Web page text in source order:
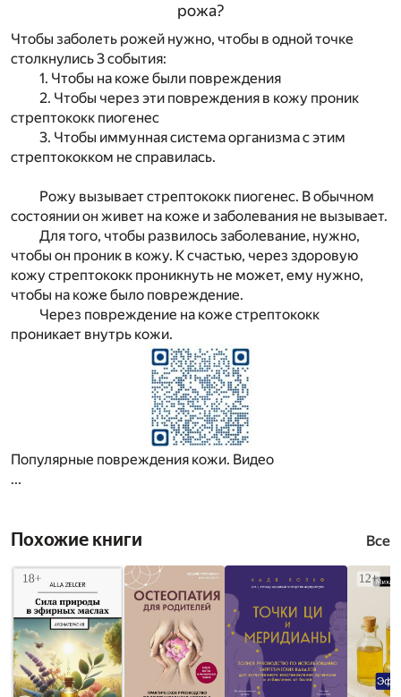
рожа?
Чтобы заболеть рожей нужно, чтобы в одной точке
столкнулись 3 события:
1. Чтобы на коже были повреждения
2. Чтобы через эти повреждения в кожу проник
стрептококк пиогенес
3. Чтобы иммунная система организма с этим
стрептококком не справилась.
Рожу вызывает стрептококк пиогенес. В обычном
состоянии он живет на коже и заболевания не вызывает.
Для того, чтобы развилось заболевание, нужно,
чтобы он проник в кожу. К счастью, через здоровую
кожу стрептококк проникнуть не может, ему нужно,
чтобы на коже было повреждение.
Через повреждение на коже стрептококк
проникает внутрь кожи.
Популярные повреждения кожи. Видео
...
Похожие книги Все